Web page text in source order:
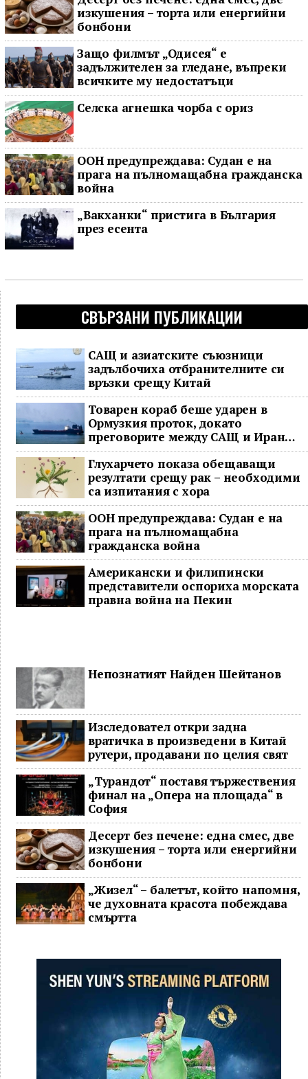
изкушения – торта или енергийни
бонбони
Защо филмът „Одисея“ е
задължителен за гледане, въпреки
всичките му недостатъци
Селска агнешка чорба с ориз
ООН предупреждава: Судан е на
прага на пълномащабна гражданска
война
„Вакханки“ пристига в България
през есента
СВЪРЗАНИ ПУБЛИКАЦИИ
САЩ и азиатските съюзници
задълбочиха отбранителните си
връзки срещу Китай
Товарен кораб беше ударен в
Ормузкия проток, докато
преговорите между САЩ и Иран
останаха в безизходица
Глухарчето показа обещаващи
резултати срещу рак – необходими
са изпитания с хора
ООН предупреждава: Судан е на
прага на пълномащабна
гражданска война
Американски и филипински
представители оспориха морската
правна война на Пекин
Непознатият Найден Шейтанов
Изследовател откри задна
вратичка в произведени в Китай
рутери, продавани по целия свят
„Турандот“ поставя тържествения
финал на „Опера на площада“ в
София
Десерт без печене: една смес, две
изкушения – торта или енергийни
бонбони
„Жизел“ – балетът, който напомня,
че духовната красота побеждава
смъртта